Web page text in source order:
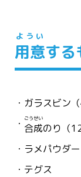
用意
ようい
する
ガラスビン
合成
ごうせい
のり（
ラメパウダー
テグス